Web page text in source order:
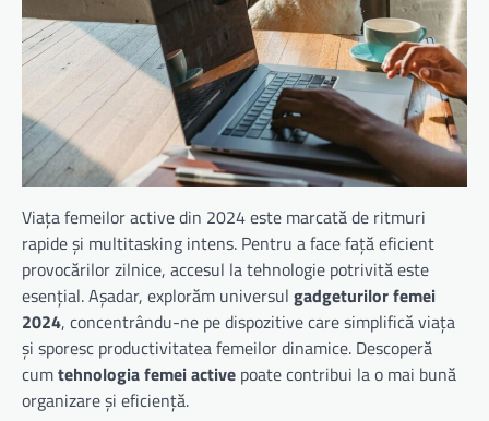
Viața femeilor active din 2024 este marcată de ritmuri
rapide și multitasking intens. Pentru a face față eficient
provocărilor zilnice, accesul la tehnologie potrivită este
esențial. Așadar, explorăm universul gadgeturilor femei
2024, concentrându-ne pe dispozitive care simplifică viața
și sporesc productivitatea femeilor dinamice. Descoperă
cumtehnologia femei active poate contribui la o mai bună
organizare și eficiență.